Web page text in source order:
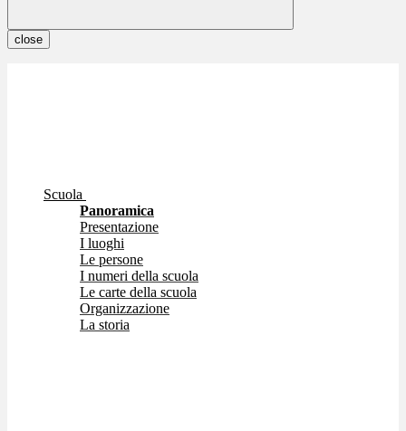
close
Scuola
Panoramica
Presentazione
I luoghi
Le persone
I numeri della scuola
Le carte della scuola
Organizzazione
La storia